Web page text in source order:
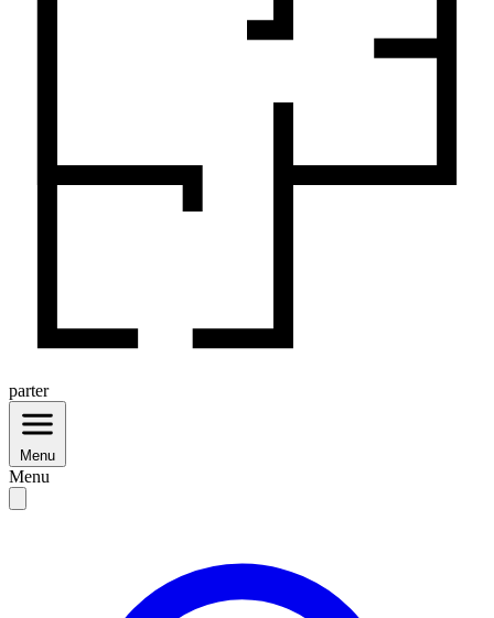
parter
Menu
Menu